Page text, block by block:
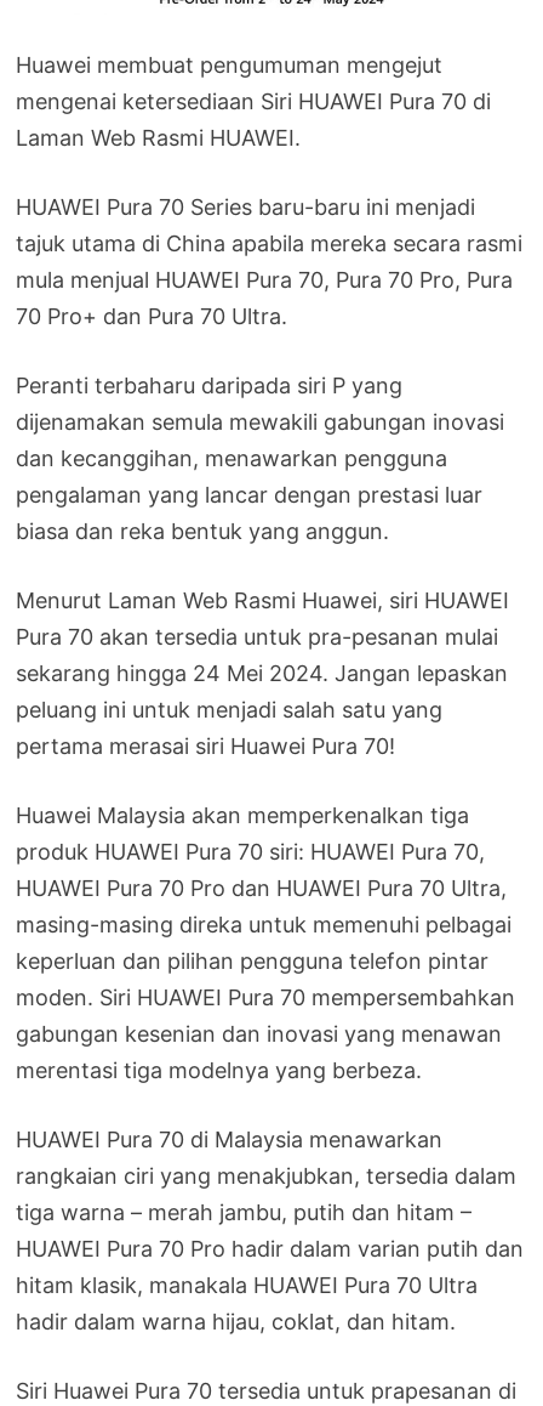
Huawei membuat pengumuman mengejut
mengenai ketersediaan Siri HUAWEI Pura 70 di
Laman Web Rasmi HUAWEI.
HUAWEI Pura 70 Series baru-baru ini menjadi
tajuk utama di China apabila mereka secara rasmi
mula menjual HUAWEI Pura 70, Pura 70 Pro, Pura
70 Pro+ dan Pura 70 Ultra.
Peranti terbaharu daripada siri P yang
dijenamakan semula mewakili gabungan inovasi
dan kecanggihan, menawarkan pengguna
pengalaman yang lancar dengan prestasi luar
biasa dan reka bentuk yang anggun.
Menurut Laman Web Rasmi Huawei, siri HUAWEI
Pura 70 akan tersedia untuk pra-pesanan mulai
sekarang hingga 24 Mei 2024. Jangan lepaskan
peluang ini untuk menjadi salah satu yang
pertama merasai siri Huawei Pura 70!
Huawei Malaysia akan memperkenalkan tiga
produk HUAWEI Pura 70 siri: HUAWEI Pura 70,
HUAWEI Pura 70 Pro dan HUAWEI Pura 70 Ultra,
masing-masing direka untuk memenuhi pelbagai
keperluan dan pilihan pengguna telefon pintar
moden. Siri HUAWEI Pura 70 mempersembahkan
gabungan kesenian dan inovasi yang menawan
merentasi tiga modelnya yang berbeza.
HUAWEI Pura 70 di Malaysia menawarkan
rangkaian ciri yang menakjubkan, tersedia dalam
tiga warna – merah jambu, putih dan hitam –
HUAWEI Pura 70 Pro hadir dalam varian putih dan
hitam klasik, manakala HUAWEI Pura 70 Ultra
hadir dalam warna hijau, coklat, dan hitam.
Siri Huawei Pura 70 tersedia untuk prapesanan di